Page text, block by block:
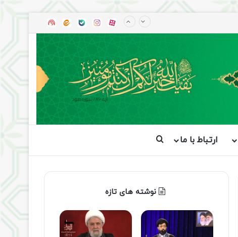
آپاراتاینستاگرام
بله ایتا
ارتباط با ما جستجو برای
نوشته های تازه